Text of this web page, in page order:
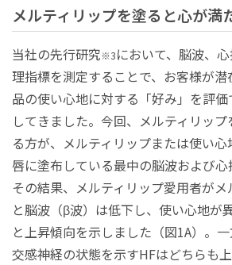
メルティリップを塗ると心が満
当社の先行研究※3において、脳波、
理指標を測定することで、お客様が
品の使い心地に対する「好み」を評
してきました。今回、メルティリッ
る方が、メルティリップまたは使い
唇に塗布している最中の脳波および心
その結果、メルティリップ愛用者が
と脳波（β波）は低下し、使い心地が
と上昇傾向を示しました（図1A）。
交感神経の状態を示すHFはどちらも